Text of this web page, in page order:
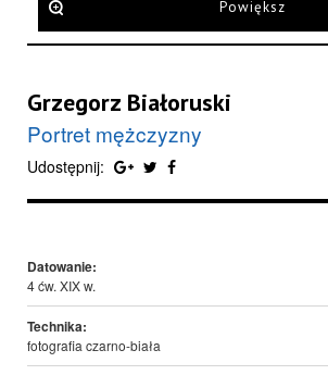
Powiększ
Grzegorz Białoruski
Portret mężczyzny
Udostępnij:
Datowanie:
4 ćw. XIX w.
Technika:
fotografia czarno-biała